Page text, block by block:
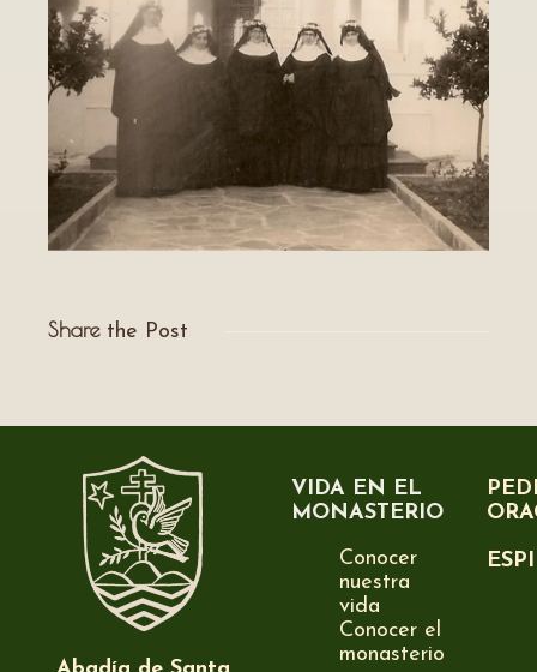
Sharethe Post
VIDA EN EL
MONASTERIO
Conocer
nuestra
vida
Conocer el
monasterio